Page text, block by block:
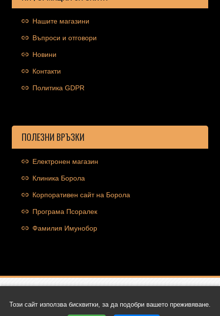
Нашите магазини
Въпроси и отговори
Новини
Контакти
Политика GDPR
ПОЛЕЗНИ ВРЪЗКИ
Електронен магазин
Клиника Борола
Корпоративен сайт на Борола
Програма Псоралек
Фамилия Имунобор
Copyright © 2026 Ocolut.com | Всички права запазени | Уеб
дизайн и SEO от Трибест
Този сайт използва бисквитки, за да подобри вашето преживяване.